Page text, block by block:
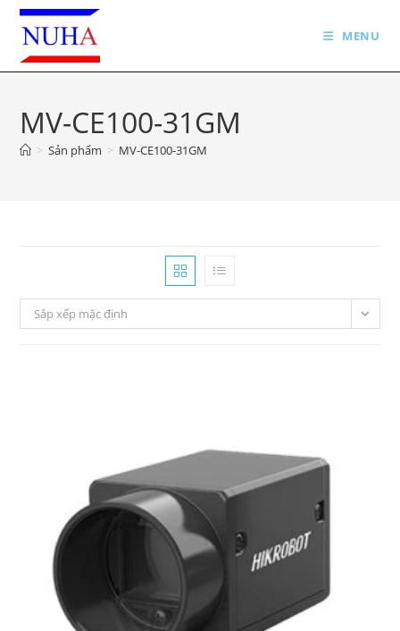
Skip
content
MENU
MV-CE100-31GM
> Sản phẩm > MV-CE100-31GM
Sắp xếp mặc định